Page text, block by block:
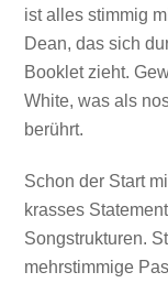
ist alles stimmig
Dean, das sich
Booklet zieht.
White, was als
berührt.
Schon der Start
krasses
Songstrukturen.
mehrstimmige